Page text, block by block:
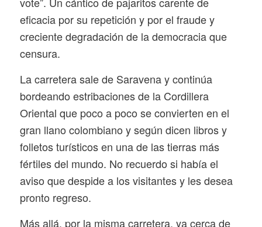
eficacia por su repetición y por el fraude y
creciente degradación de la democracia que
censura.
La carretera sale de Saravena y continúa
bordeando estribaciones de la Cordillera
Oriental que poco a poco se convierten en el
gran llano colombiano y según dicen libros y
folletos turísticos en una de las tierras más
fértiles del mundo. No recuerdo si había el
aviso que despide a los visitantes y les desea
pronto regreso.
Más allá, por la misma carretera, ya cerca de